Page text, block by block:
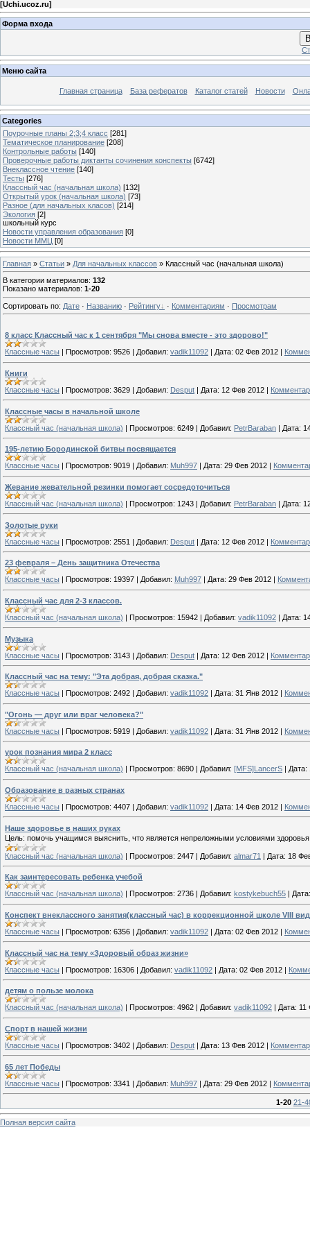
[Uchi.ucoz.ru]
Форма входа
Меню сайта
Главная страница База рефератов Каталог статей Новости
Categories
Поурочные планы 2;3;4 класс [281]
Тематическое планирование [208]
Контрольные работы [140]
Проверочные работы диктанты сочинения конспекты [6742]
Внеклассное чтение [140]
Тесты [276]
Классный час (начальная школа) [132]
Открытый урок (начальная школа) [73]
Разное (для начальных класов) [214]
Экология [2]
школьный курс
Новости управления образования [0]
Новости ММЦ [0]
Главная » Статьи » Для начальных классов » Классный час (начальная школа)
В категории материалов: 132
Показано материалов: 1-20
Сортировать по: Дате · Названию · Рейтингу · Комментариям · Просмотрам
8 класс Классный час к 1 сентября "Мы снова вместе - это здорово!"
Классные часы
Просмотров: 9526 Добавил: vadik11092 Дата: 02 Фев 2012
Книги
Классные часы | Просмотров: 3629 | Добавил: Desput | Дата: 12 Фев 2012 |
Классные часы в начальной школе
Классный час (начальная школа) | Просмотров: 6249 | Добавил: PetrBaraban | Дата:
195-летию Бородинской битвы посвящается
Классные часы
Просмотров: 9019 Добавил: Muh997 Дата: 29 Фев 2012
Жевание жевательной резинки помогает сосредоточиться
Классный час (начальная школа) | Просмотров: 1243 | Добавил: PetrBaraban | Дата:
Золотые руки
Классные часы | Просмотров: 2551 | Добавил: Desput | Дата: 12 Фев 2012 |
23 февраля – День защитника Отечества
Классные часы
Просмотров: 19397 Добавил: Muh997 Дата: 29 Фев 2012
Классный час для 2-3 классов.
Классный час (начальная школа) | Просмотров: 15942 | Добавил: vadik11092 | Дата:
Музыка
Классные часы | Просмотров: 3143 | Добавил: Desput | Дата: 12 Фев 2012 |
Классный час на тему: "Эта добрая, добрая сказка."
Классные часы | Просмотров: 2492 | Добавил: vadik11092 | Дата: 31 Янв 2012 |
"Огонь — друг или враг человека?"
Классные часы | Просмотров: 5919 | Добавил: vadik11092 | Дата: 31 Янв 2012 |
урок познания мира 2 класс
Классный час (начальная школа)
Просмотров: 8690 Добавил: [MFS]LancerS Дата:
Образование в разных странах
Классные часы | Просмотров: 4407 | Добавил: vadik11092 | Дата: 14 Фев 2012 |
Наше здоровье в наших руках
Цель: помочь учащимся выяснить, что является непреложными условиями
Классный час (начальная школа) | Просмотров: 2447 | Добавил: almar71 | Дата: 18
Как заинтересовать ребенка учебой
Классный час (начальная школа)
Просмотров: 2736 Добавил: kostykebuch55 Дата:
Конспект внеклассного занятия(классный час) в коррекционной школе VIII
Классные часы | Просмотров: 6356 | Добавил: vadik11092 | Дата: 02 Фев 2012 |
Классный час на тему «Здоровый образ жизни»
Классные часы | Просмотров: 16306 | Добавил: vadik11092 | Дата: 02 Фев 2012 |
детям о пользе молока
Классный час (начальная школа)
Просмотров: 4962 Добавил: vadik11092 Дата: 11
Спорт в нашей жизни
Классные часы | Просмотров: 3402 | Добавил: Desput | Дата: 13 Фев 2012 |
65 лет Победы
Классные часы | Просмотров: 3341 | Добавил: Muh997 | Дата: 29 Фев 2012 |
1-20 21-
Полная версия сайта